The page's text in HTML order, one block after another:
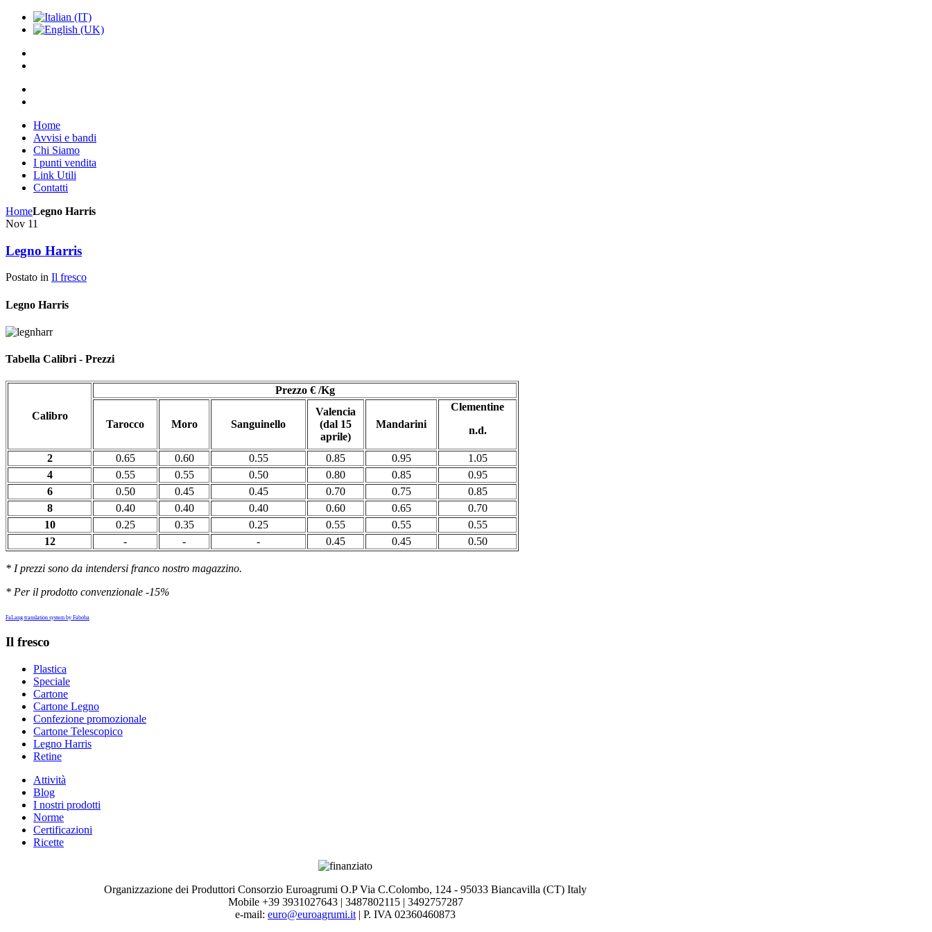
Home
Avvisi e bandi
Chi Siamo
I punti vendita
Link Utili
Contatti
HomeLegno Harris
Nov 11
Legno Harris
Postato in Il fresco
Legno Harris
Tabella Calibri - Prezzi
Calibro
Prezzo € /Kg
Tarocco Moro Sanguinello
Valencia
(dal 15
aprile)
Mandarini
Clementine
n.d.
2 0.65 0.60 0.55 0.85 0.95
1.05
4
0.55 0.55 0.50 0.80 0.85
0.95
6
0.50 0.45 0.45 0.70 0.75
0.85
8
0.40 0.40 0.40 0.60 0.65
0.70
10
0.25 0.35 0.25 0.55 0.55
0.55
12
- - - 0.45 0.45 0.50
* I prezzi sono da intendersi franco nostro magazzino.
* Per il prodotto convenzionale -15%
FaLang translation system by Faboba
Il fresco
Plastica
Speciale
Cartone
Cartone Legno
Confezione promozionale
Cartone Telescopico
Legno Harris
Retine
Attività
Blog
I nostri prodotti
Norme
Certificazioni
Ricette
Organizzazione dei Produttori Consorzio Euroagrumi O.P Via C.Colombo, 124 - 95033 Biancavilla (CT) Italy
Mobile +39 3931027643 | 3487802115 | 3492757287
e-mail: euro@euroagrumi.it | P. IVA 02360460873